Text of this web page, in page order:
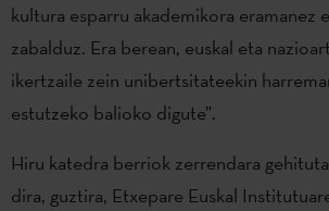
kultura esparru akademikora eramanez
zabalduz. Era berean, euskal eta
ikertzaile zein unibertsitateekin
estutzeko balioko digute”.
Hiru katedra berriok zerrendara
dira, guztira, Etxepare Euskal